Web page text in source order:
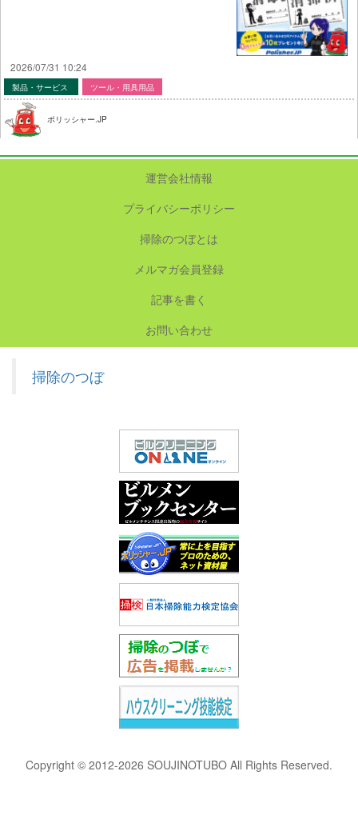
2026/07/31 10:24
製品・サービス ツール・用具用品
ポリッシャー.JP
運営会社情報
プライバシーポリシー
掃除のつぼとは
メルマガ会員登録
記事を書く
お問い合わせ
掃除のつぼ
Copyright © 2012-2026 SOUJINOTUBO All Rights Reserved.